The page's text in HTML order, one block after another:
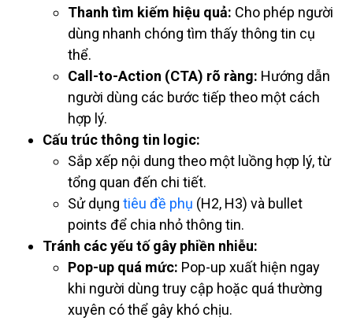
Thanh tìm kiếm hiệu quả: Cho phép người
dùng nhanh chóng tìm thấy thông tin cụ
thể.
Call-to-Action (CTA) rõ ràng: Hướng dẫn
người dùng các bước tiếp theo một cách
hợp lý.
Cấu trúc thông tin logic:
Sắp xếp nội dung theo một luồng hợp lý, từ
tổng quan đến chi tiết.
Sử dụng tiêu đề phụ (H2, H3) và bullet
points để chia nhỏ thông tin.
Tránh các yếu tố gây phiền nhiễu:
Pop-up quá mức: Pop-up xuất hiện ngay
khi người dùng truy cập hoặc quá thường
xuyên có thể gây khó chịu.